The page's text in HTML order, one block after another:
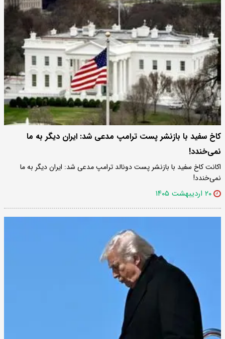
کاخ سفید با بازنشر پست ترامپ مدعی شد: ایران دیگر به ما
نمی‌خندد!
اکانت کاخ سفید با بازنشر پست دونالد ترامپ مدعی شد: ایران دیگر به ما
نمی‌خندد!
۲۰ اردیبهشت ۱۴۰۵